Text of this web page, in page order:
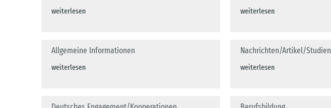
weiterlesen weiterlesen
Allgemeine Informationen
weiterlesen
Nachrichten/Artikel/Studien
weiterlesen